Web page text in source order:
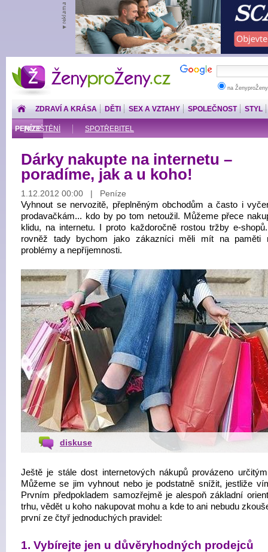
ŽenyproŽeny.cz
na
ZDRAVÍ A KRÁSA DĚTI SEX A VZTAHY SPOLEČNOST STYL
PENÍZE
POJIŠTĚNÍ SPOTŘEBITEL
Dárky nakupte na internetu –
poradíme, jak a u koho!
1.12.2012 00:00 | Peníze
Vyhnout se nervozitě, přeplněným obchodům a často i
prodavačkám... kdo by po tom netoužil. Můžeme přece
klidu, na internetu. I proto každoročně rostou tržby e-
rovněž tady bychom jako zákazníci měli mít na paměti
problémy a nepříjemnosti.
diskuse
Ještě je stále dost internetových nákupů provázeno
Můžeme se jim vyhnout nebo je podstatně snížit, jestliže
Prvním předpokladem samozřejmě je alespoň základní
trhu, vědět u koho nakupovat mohu a kde to ani nebudu
první ze čtyř jednoduchých pravidel:
1. Vybírejte jen u důvěryhodných prodejců